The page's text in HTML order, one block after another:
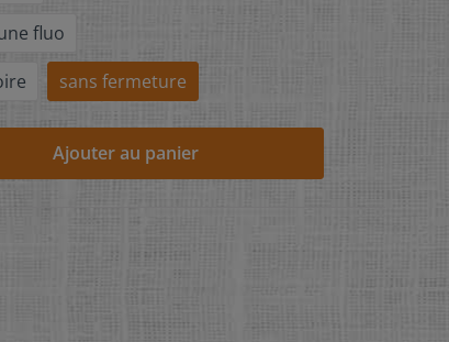
fluo
sans fermeture
Ajouter au panier